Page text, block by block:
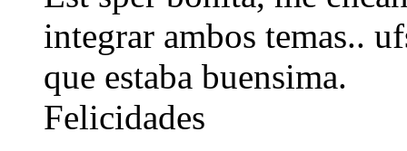
integrar ambos temas..
que estaba buensima.
Felicidades